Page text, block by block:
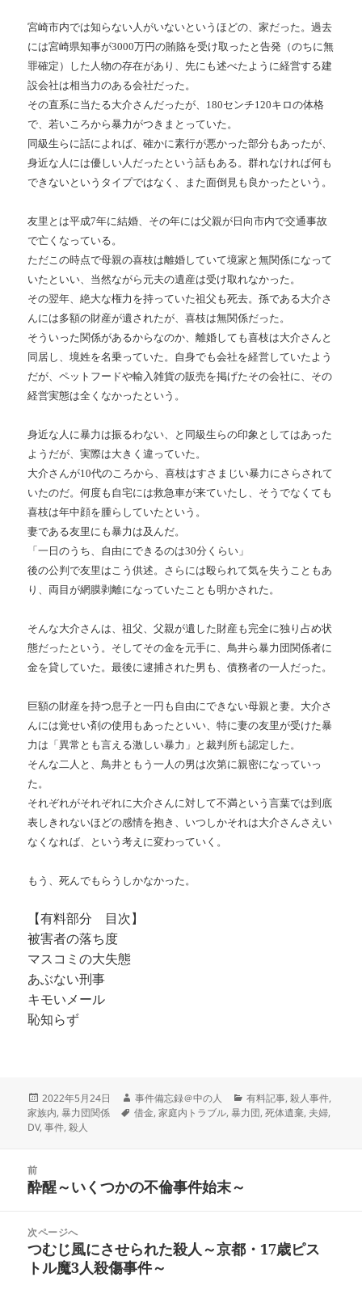
宮崎市内では知らない人がいないというほどの、家だった。過去
には宮崎県知事が3000万円の賄賂を受け取ったと告発（のちに無
罪確定）した人物の存在があり、先にも述べたように経営する建
設会社は相当力のある会社だった。
その直系に当たる大介さんだったが、180センチ120キロの体格
で、若いころから暴力がつきまとっていた。
同級生らに話によれば、確かに素行が悪かった部分もあったが、
身近な人には優しい人だったという話もある。群れなければ何も
できないというタイプではなく、また面倒見も良かったという。
友里とは平成7年に結婚、その年には父親が日向市内で交通事故
で亡くなっている。
ただこの時点で母親の喜枝は離婚していて境家と無関係になって
いたといい、当然ながら元夫の遺産は受け取れなかった。
その翌年、絶大な権力を持っていた祖父も死去。孫である大介さ
んには多額の財産が遺されたが、喜枝は無関係だった。
そういった関係があるからなのか、離婚しても喜枝は大介さんと
同居し、境姓を名乗っていた。自身でも会社を経営していたよう
だが、ペットフードや輸入雑貨の販売を掲げたその会社に、その
経営実態は全くなかったという。
身近な人に暴力は振るわない、と同級生らの印象としてはあった
ようだが、実際は大きく違っていた。
大介さんが10代のころから、喜枝はすさまじい暴力にさらされて
いたのだ。何度も自宅には救急車が来ていたし、そうでなくても
喜枝は年中顔を腫らしていたという。
妻である友里にも暴力は及んだ。
「一日のうち、自由にできるのは30分くらい」
後の公判で友里はこう供述。さらには殴られて気を失うこともあ
り、両目が網膜剥離になっていたことも明かされた。
そんな大介さんは、祖父、父親が遺した財産も完全に独り占め状
態だったという。そしてその金を元手に、鳥井ら暴力団関係者に
金を貸していた。最後に逮捕された男も、債務者の一人だった。
巨額の財産を持つ息子と一円も自由にできない母親と妻。大介さ
んには覚せい剤の使用もあったといい、特に妻の友里が受けた暴
力は「異常とも言える激しい暴力」と裁判所も認定した。
そんな二人と、鳥井ともう一人の男は次第に親密になっていっ
た。
それぞれがそれぞれに大介さんに対して不満という言葉では到底
表しきれないほどの感情を抱き、いつしかそれは大介さんさえい
なくなれば、という考えに変わっていく。
もう、死んでもらうしかなかった。
【有料部分 目次】
被害者の落ち度
マスコミの大失態
あぶない刑事
キモいメール
恥知らず
投
稿
日:
2022年5月24日
作
成
事件備忘録＠中の人
カ
テ
有料記事,殺人事件,
家族内,暴力団関係
タ
借金,家庭内トラブル,暴力団,死体遺棄, 夫婦,
DV,事件,殺人
前
前
投
稿:
酔醒～いくつかの不倫事件始末～
次ページへ
次
の
つむじ風にさせられた殺人～京都・17歳ピス
トル魔3人殺傷事件～